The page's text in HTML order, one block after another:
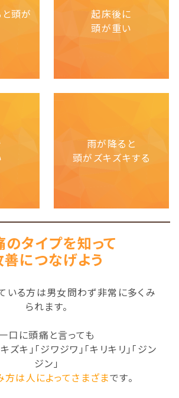
頭が
起床後に
頭が重い
雨が降ると
頭がズキズキする
のタイプを知って
善につなげよう
いる方は男女問わず非常に多くみ
られます。
口に頭痛と言っても
ズキ」「ジワジワ」「キリキリ」「ジン
ジン」
方は人によってさまざまです。